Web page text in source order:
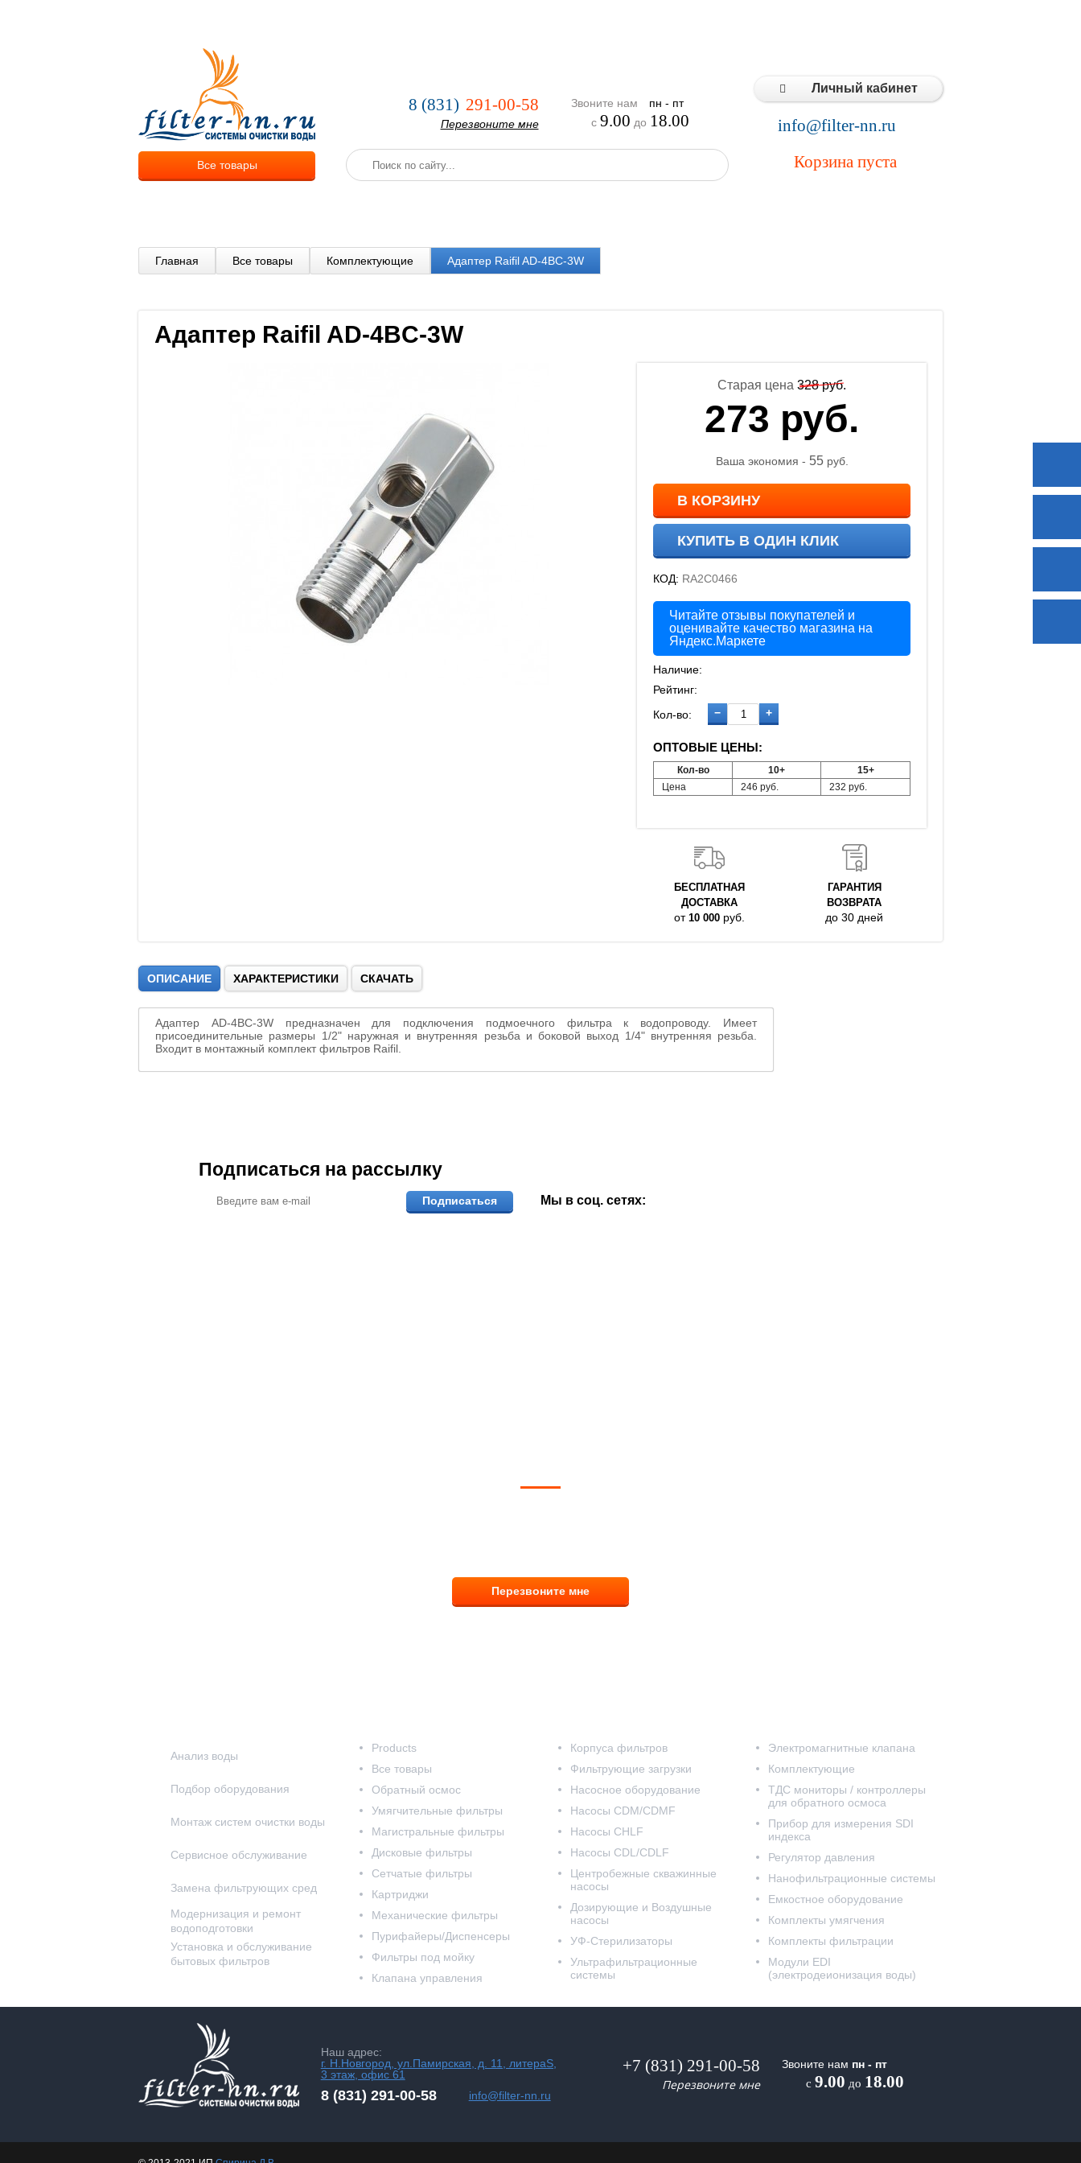
Все товары
8 (831) 291-00-58
Перезвоните мне
Звоните нам
пн - пт
с 9.00 до 18.00
Личный кабинет
info@filter-nn.ru
Корзина пуста
Главная Все товары Комплектующие Адаптер Raifil AD-4BC-3W
Адаптер Raifil AD-4BC-3W
Старая цена 328руб.
273 руб.
Ваша экономия - 55руб.
В КОРЗИНУ
КУПИТЬ В ОДИН КЛИК
КОД: RA2C0466
Читайте отзывы покупателей и
оценивайте качество магазина на
Яндекс.Маркете
Наличие:
Рейтинг:
Кол-во:
+
−
ОПТОВЫЕ ЦЕНЫ:
Кол-во 10+
15+
Цена
246 руб. 232 руб.
БЕСПЛАТНАЯ
ДОСТАВКА
от 10 000 руб.
ГАРАНТИЯ
ВОЗВРАТА
до 30 дней
ОПИСАНИЕ ХАРАКТЕРИСТИКИ СКАЧАТЬ
Адаптер AD-4BC-3W предназначен для подключения подмоечного фильтра к водопроводу. Имеет
присоединительные размеры 1/2" наружная и внутренняя резьба и боковой выход 1/4" внутренняя резьба.
Входит в монтажный комплект фильтров Raifil.
Подписаться на рассылку
Подписаться Мы в соц. сетях:
Перезвоните мне
Анализ воды
Подбор оборудования
Монтаж систем очистки воды
Сервисное обслуживание
Замена фильтрующих сред
Модернизация и ремонт
водоподготовки
Установка и обслуживание
бытовых фильтров
Products
Все товары
Обратный осмос
Умягчительные фильтры
Магистральные фильтры
Дисковые фильтры
Сетчатые фильтры
Картриджи
Механические фильтры
Пурифайеры/Диспенсеры
Фильтры под мойку
Клапана управления
Корпуса фильтров
Фильтрующие загрузки
Насосное оборудование
Насосы CDM/CDMF
Насосы CHLF
Насосы CDL/CDLF
Центробежные скважинные
насосы
Дозирующие и Воздушные
насосы
УФ-Стерилизаторы
Ультрафильтрационные
системы
Электромагнитные клапана
Комплектующие
ТДС мониторы / контроллеры
для обратного осмоса
Прибор для измерения SDI
индекса
Регулятор давления
Нанофильтрационные системы
Емкостное оборудование
Комплекты умягчения
Комплекты фильтрации
Модули EDI
(электродеионизация воды)
Наш адрес:
г. Н.Новгород, ул.Памирская, д. 11, литераS,
3 этаж, офис 61
8 (831) 291-00-58 info@filter-nn.ru
+7 (831) 291-00-58
Перезвоните мне
Звоните нам пн - пт
с 9.00 до 18.00